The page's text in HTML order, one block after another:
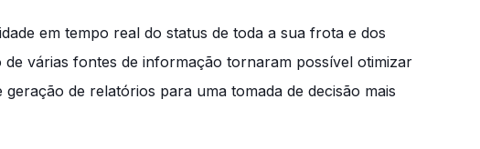
em tempo real do status de toda a sua frota e dos
várias fontes de informação tornaram possível otimizar
de relatórios para uma tomada de decisão mais